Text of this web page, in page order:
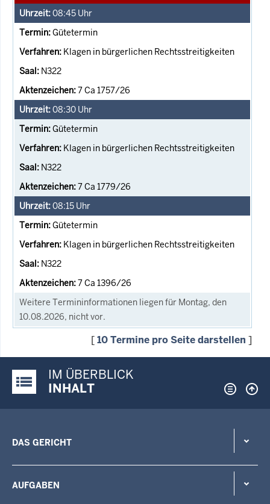
08:45 Uhr
Gütetermin
Klagen in bürgerlichen Rechtsstreitigkeiten
N322
7 Ca 1757/26
08:30 Uhr
Gütetermin
Klagen in bürgerlichen Rechtsstreitigkeiten
N322
7 Ca 1779/26
08:15 Uhr
Gütetermin
Klagen in bürgerlichen Rechtsstreitigkeiten
N322
7 Ca 1396/26
Weitere Termininformationen liegen für Montag, den
10.08.2026, nicht vor.
[10 Termine pro Seite darstellen ]
Justiz-Portal im Überblick:
IM ÜBERBLICK
INHALT
DAS GERICHT
AUFGABEN